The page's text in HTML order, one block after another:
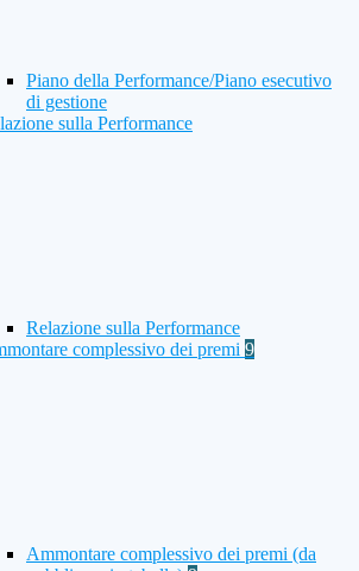
Piano della Performance/Piano esecutivo
di gestione
sulla Performance
Relazione sulla Performance
complessivo dei premi 9
Ammontare complessivo dei premi (da